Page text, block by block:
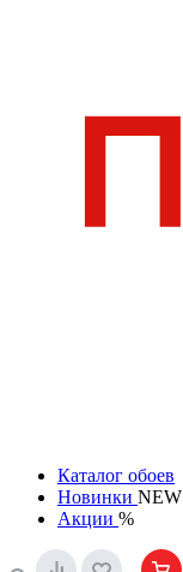
Каталог обоев
Новинки NEW
Акции %